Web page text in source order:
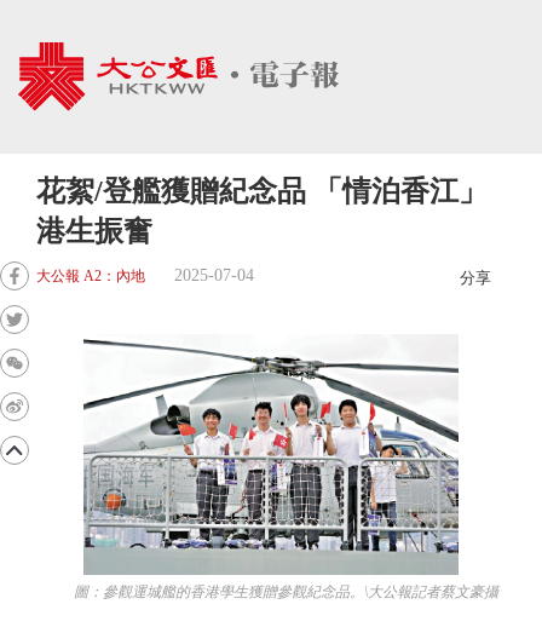
花絮/登艦獲贈紀念品 「情泊香江」
港生振奮
大公報 A2：內地 2025-07-04 分享
圖：參觀運城艦的香港學生獲贈參觀紀念品。\大公報記者蔡文豪攝